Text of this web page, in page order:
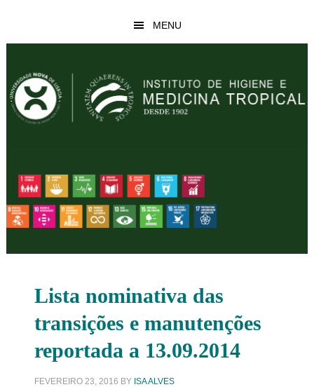
main
footer
MENU
Lista nominativa das
transições e manutenções
reportada a 13.09.2014
FEVEREIRO 23, 2016 BY ISA ALVES